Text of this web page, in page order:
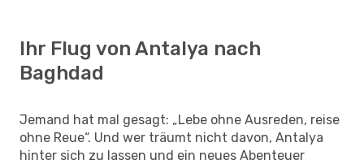
Ihr Flug von Antalya nach
Baghdad
Jemand hat mal gesagt: „Lebe ohne Ausreden, reise
ohne Reue“. Und wer träumt nicht davon, Antalya
hinter sich zu lassen und ein neues Abenteuer